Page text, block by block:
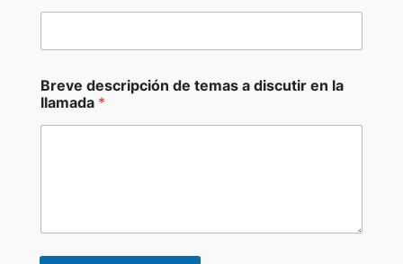
Breve descripción de temas a discutir en la
llamada *